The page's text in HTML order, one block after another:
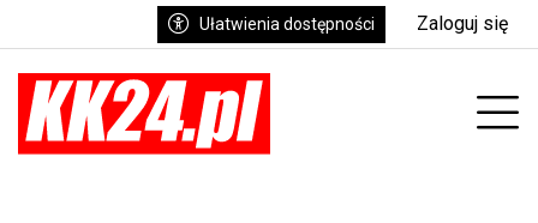
Ułatwienia dostępności Zaloguj się